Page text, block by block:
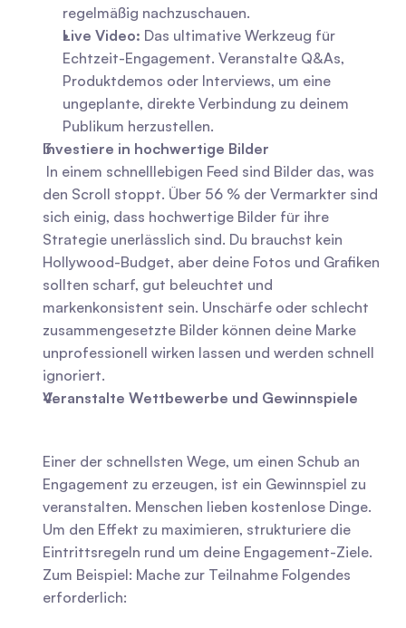
regelmäßig nachzuschauen.
Live Video: Das ultimative Werkzeug für
Echtzeit-Engagement. Veranstalte Q&As,
Produktdemos oder Interviews, um eine
ungeplante, direkte Verbindung zu deinem
Publikum herzustellen.
Investiere in hochwertige Bilder
den Scroll stoppt. Über 56 % der Vermarkter sind
sich einig, dass hochwertige Bilder für ihre
Strategie unerlässlich sind. Du brauchst kein
Hollywood-Budget, aber deine Fotos und Grafiken
sollten scharf, gut beleuchtet und
markenkonsistent sein. Unschärfe oder schlecht
zusammengesetzte Bilder können deine Marke
unprofessionell wirken lassen und werden schnell
ignoriert.
Veranstalte Wettbewerbe und Gewinnspiele
Einer der schnellsten Wege, um einen Schub an
Engagement zu erzeugen, ist ein Gewinnspiel zu
veranstalten. Menschen lieben kostenlose Dinge.
Um den Effekt zu maximieren, strukturiere die
Eintrittsregeln rund um deine Engagement-Ziele.
Zum Beispiel: Mache zur Teilnahme Folgendes
erforderlich: